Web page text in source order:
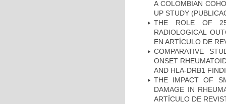
A COLOMBIAN
UP STUDY
THE ROLE OF
RADIOLOGICAL
EN ARTÍCULO DE
COMPARATIVE
ONSET
AND HLA-DRB1
THE IMPACT OF
DAMAGE IN
ARTÍCULO DE